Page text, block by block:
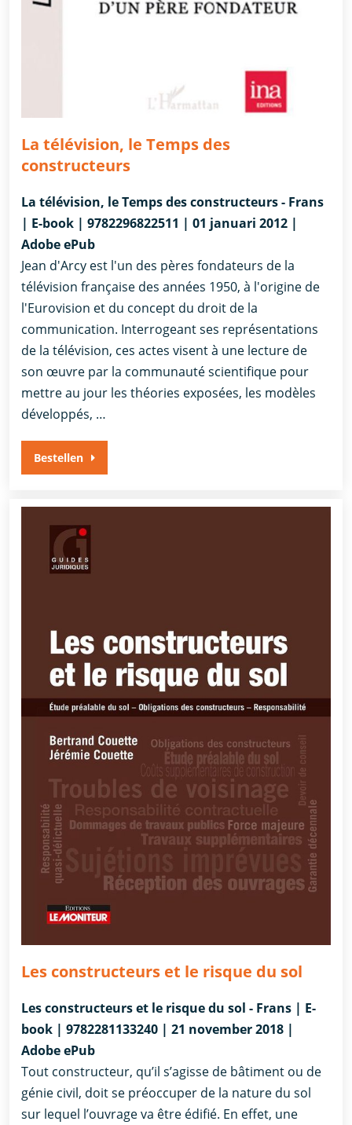
La télévision, le Temps des
constructeurs
La télévision, le Temps des constructeurs - Frans
| E-book | 9782296822511 | 01 januari 2012 |
Adobe ePub
Jean d'Arcy est l'un des pères fondateurs de la
télévision française des années 1950, à l'origine de
l'Eurovision et du concept du droit de la
communication. Interrogeant ses représentations
de la télévision, ces actes visent à une lecture de
son œuvre par la communauté scientifique pour
mettre au jour les théories exposées, les modèles
développés, …
Bestellen
Les constructeurs et le risque du sol
Les constructeurs et le risque du sol - Frans | E-
book | 9782281133240 | 21 november 2018 |
Adobe ePub
Tout constructeur, qu’il s’agisse de bâtiment ou de
génie civil, doit se préoccuper de la nature du sol
sur lequel l’ouvrage va être édifié. En effet, une